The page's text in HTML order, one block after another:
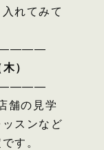
れてみて
）
舗の見学
スンなど
す。